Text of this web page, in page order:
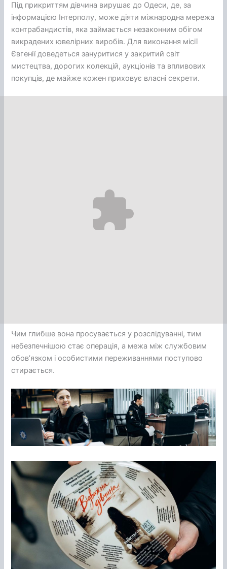
Під прикриттям дівчина вирушає до Одеси, де, за
інформацією Інтерполу, може діяти міжнародна мережа
контрабандистів, яка займається незаконним обігом
викрадених ювелірних виробів. Для виконання місії
Євгенії доведеться зануритися у закритий світ
мистецтва, дорогих колекцій, аукціонів та впливових
покупців, де майже кожен приховує власні секрети.
Чим глибше вона просувається у розслідуванні, тим
небезпечнішою стає операція, а межа між службовим
обов’язком і особистими переживаннями поступово
стирається.